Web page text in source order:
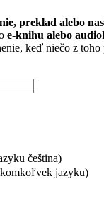
preklad alebo
e-knihu alebo
keď niečo z
čeština)
jazyku)